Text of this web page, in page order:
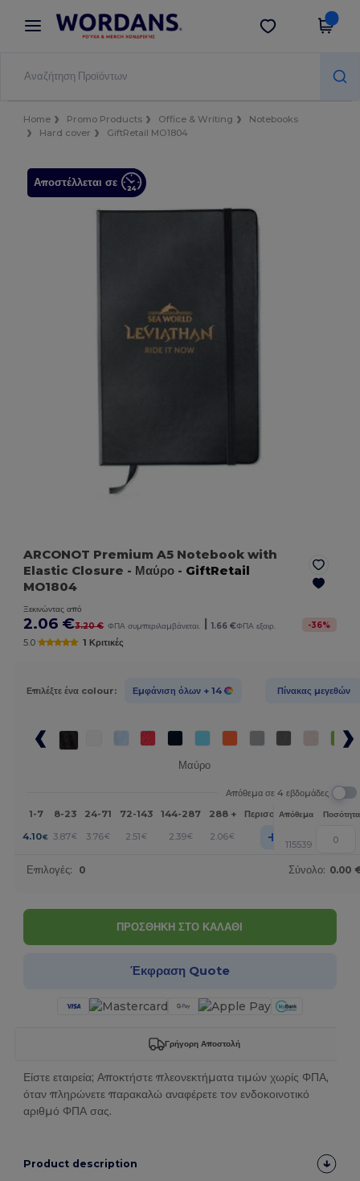
× Εφαρμογή Wordans
Καλύτερες τιμές στην εφαρμογή!
Λήψη app
Home Promo Products Office & Writing
Notebooks
Hard cover
GiftRetail MO1804
Αποστέλλεται σε
ARCONOT Premium A5 Notebook with
Elastic Closure - Μαύρο - GiftRetail
MO1804
Ξεκινώντας από
2.06 €3.20 € ΦΠΑ συμπεριλαμβάνεται. | 1.66 €ΦΠΑ εξαιρ. -36%
5.0 1 Κριτικές
Επιλέξτε ένα colour: Εμφάνιση όλων + 14 Πίνακας μεγεθών
Μαύρο
Απόθεμα σε 4 εβδομάδες
1-7
8-23 24-71 72-143 144-287 288 + Περισσότερα
Απόθεμα Ποσότητα
4.10€ 3.87€ 3.76€ 2.51€ 2.39€ 2.06€ + 115539
Επιλογές: 0 Σύνολο: 0.00
ΠΡΟΣΘΗΚΗ ΣΤΟ ΚΑΛΑΘΙ
Έκφραση Quote
Γρήγορη Αποστολή
Είστε εταιρεία; Αποκτήστε πλεονεκτήματα τιμών χωρίς ΦΠΑ,
όταν πληρώνετε παρακαλώ αναφέρετε τον ενδοκοινοτικό
αριθμό ΦΠΑ σας.
Product description